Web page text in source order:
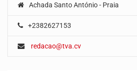
Achada Santo António - Praia
+2382627153
redacao@tva.cv